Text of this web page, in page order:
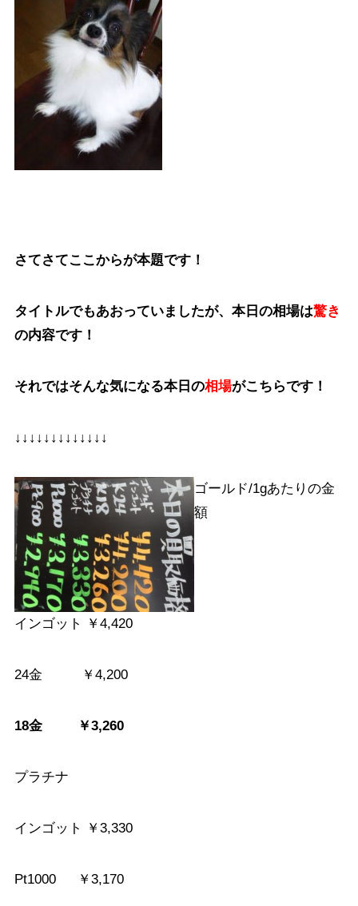
さてさてここからが本題です！
タイトルでもあおっていましたが、本日の相場は驚き
の内容です！
それではそんな気になる本日の相場がこちらです！
↓↓↓↓↓↓↓↓↓↓↓↓↓
ゴールド/1gあたりの金
額
インゴット ￥4,420
24金 ￥4,200
18金 ￥3,260
プラチナ
インゴット ￥3,330
Pt1000 ￥3,170